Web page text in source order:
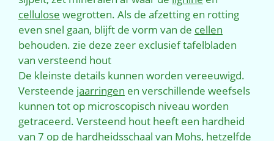
cellulose wegrotten. Als de afzetting en rotting
even snel gaan, blijft de vorm van de cellen
behouden. zie deze zeer exclusief tafelbladen
van versteend hout
De kleinste details kunnen worden vereeuwigd.
Versteende jaarringen en verschillende weefsels
kunnen tot op microscopisch niveau worden
getraceerd. Versteend hout heeft een hardheid
van 7 op de hardheidsschaal van Mohs, hetzelfde